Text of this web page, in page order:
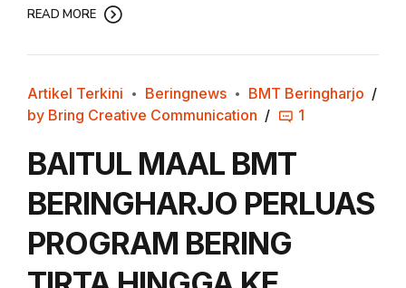
READ MORE
Artikel Terkini Beringnews
BMT Beringharjo
by Bring Creative Communication
1
BAITUL MAAL BMT
BERINGHARJO PERLUAS
PROGRAM BERING